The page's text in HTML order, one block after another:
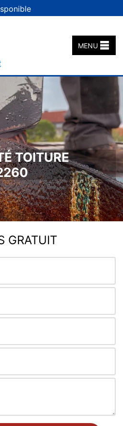
MENU
TOITURE
GRATUIT